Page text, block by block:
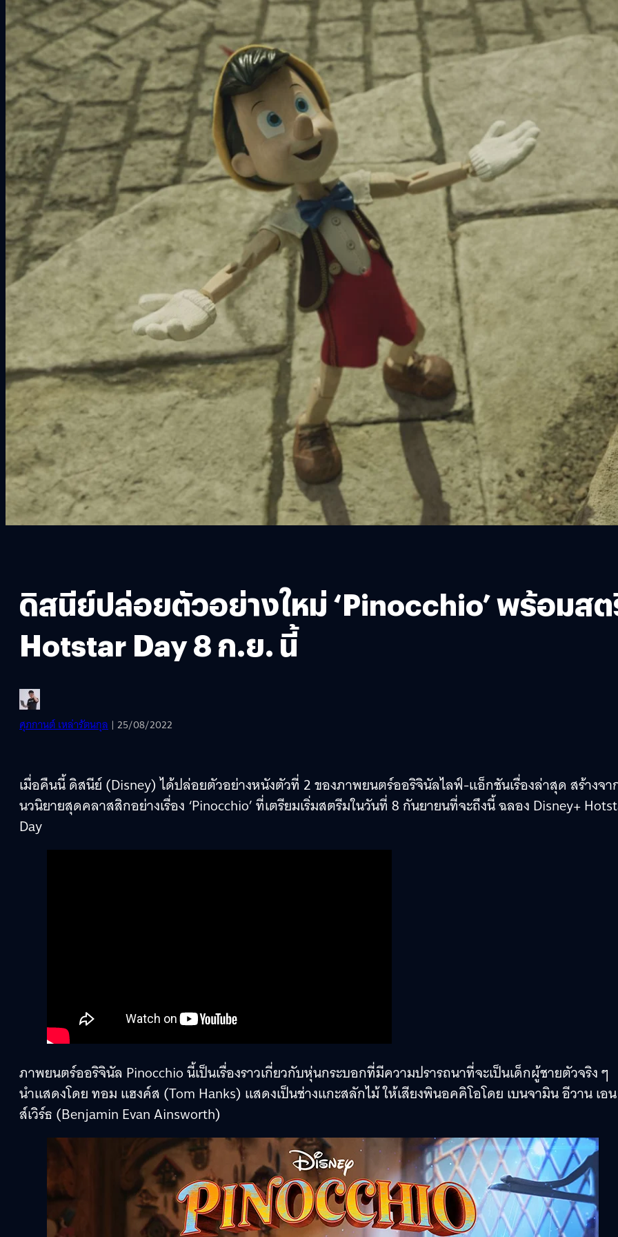
ดิสนีย์ปล่อยตัวอย่างใหม่ ‘Pinocchio’ พร้อมส
Hotstar Day 8 ก.ย. นี้
ศุภกานต์ เหล่ารัตนกุล | 25/08/2022
เมื่อคืนนี้ ดิสนีย์ (Disney) ได้ปล่อยตัวอย่างหนังตัวที่ 2 ของภาพยนตร์ออริจินัลไลฟ์-แอ็กชันเรื่องล่าสุด สร้างจา
นวนิยายสุดคลาสสิกอย่างเรื่อง ‘Pinocchio’ ที่เตรียมเริ่มสตรีมในวันที่ 8 กันยายนที่จะถึงนี้ ฉลอง Disney+
Day
ภาพยนตร์ออริจินัล Pinocchio นี้เป็นเรื่องราวเกี่ยวกับหุ่นกระบอกที่มีความปรารถนาที่จะเป็นเด็กผู้ชายตัวจริง ๆ
นำแสดงโดย ทอม แฮงค์ส (Tom Hanks) แสดงเป็นช่างแกะสลักไม้ ให้เสียงพินอคคิโอโดย เบนจามิน อีวาน เอน
ส์เวิร์ธ (Benjamin Evan Ainsworth)